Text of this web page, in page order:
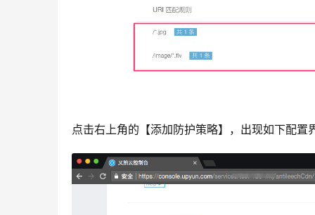
点击右上角的【添加防护策略】，出现如下配置